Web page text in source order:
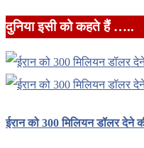
दुनिया इसी को कहते हैं …..
ईरान को 300 मिलियन डॉलर देने